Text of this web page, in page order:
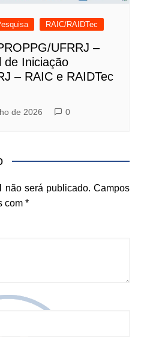
RAIC/RAIDTec
UFRRJ –
de Iniciação
– RAIC e RAIDTec
de 2026 0
não será publicado. Campos
com *